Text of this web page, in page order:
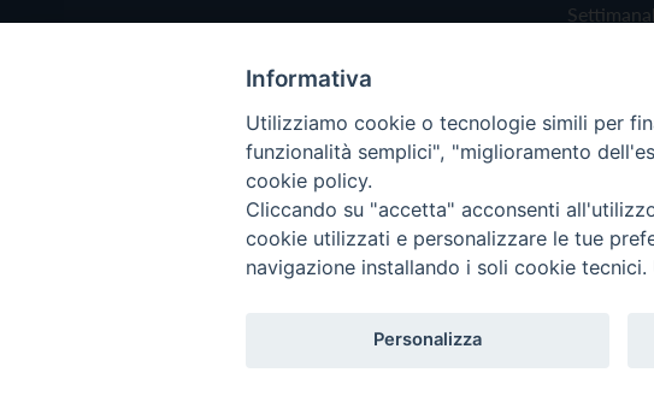
Privacy
Copyright © 2019 - Tutti i diritti riservati - Vita Trentina
Informativa
Utilizziamo cookie o tecnologie simili per
funzionalità semplici", "miglioramento
cookie policy.
Cliccando su "accetta" acconsenti
cookie utilizzati e personalizzare le tue
navigazione installando i soli cookie
Personalizza